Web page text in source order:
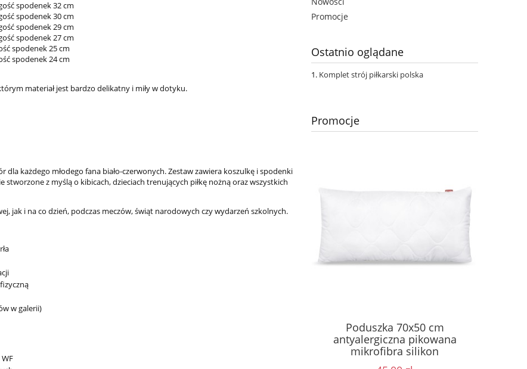
spodenek 32 cm
spodenek 30 cm
spodenek 29 cm
spodenek 27 cm
spodenek 25 cm
spodenek 24 cm
materiał jest bardzo delikatny i miły w dotyku.
dla każdego młodego fana biało-czerwonych. Zestaw zawiera koszulkę i spodenki
z myślą o kibicach, dzieciach trenujących piłkę nożną oraz wszystkich
jak i na co dzień, podczas meczów, świąt narodowych czy wydarzeń szkolnych.
w galerii)
Promocje
Ostatnio oglądane
Komplet strój piłkarski polska
Promocje
Poduszka 70x50 cm
antyalergiczna pikowana
mikrofibra silikon